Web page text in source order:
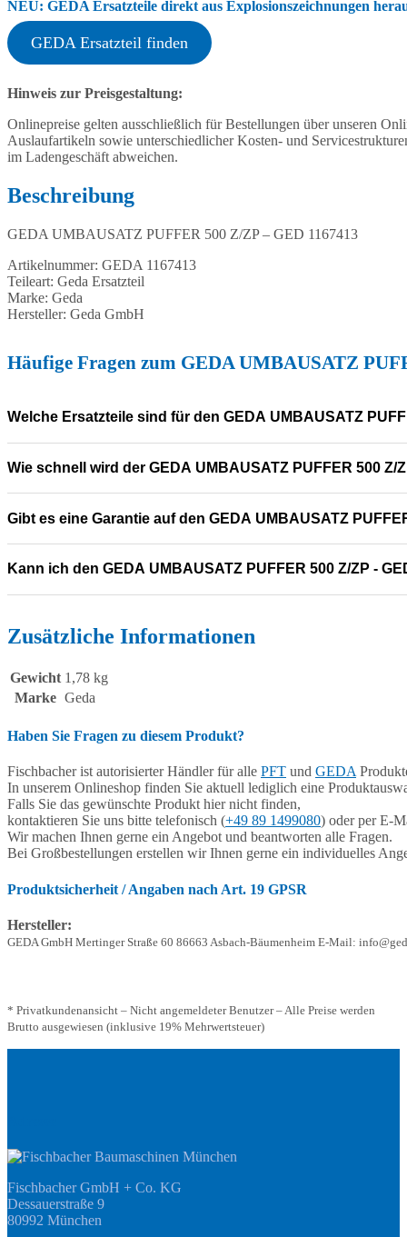
NEU: GEDA Ersatzteile direkt aus Explosionszeichnungen
GEDA Ersatzteil finden
Hinweis zur Preisgestaltung:
Onlinepreise gelten ausschließlich für Bestellungen über unseren
Auslaufartikeln sowie unterschiedlicher Kosten- und
im Ladengeschäft abweichen.
Beschreibung
GEDA UMBAUSATZ PUFFER 500 Z/ZP – GED 1167413
Artikelnummer: GEDA 1167413
Teileart: Geda Ersatzteil
Marke: Geda
Hersteller: Geda GmbH
Häufige Fragen zum GEDA UMBAUSATZ
Welche Ersatzteile sind für den GEDA UMBAUSATZ
Wie schnell wird der GEDA UMBAUSATZ PUFFER 500 Z/
Gibt es eine Garantie auf den GEDA UMBAUSATZ
Kann ich den GEDA UMBAUSATZ PUFFER 500 Z/ZP -
Zusätzliche Informationen
Gewicht 1,78 kg
Marke Geda
Haben Sie Fragen zu diesem Produkt?
Fischbacher ist autorisierter Händler für alle PFT und GEDA
In unserem Onlineshop finden Sie aktuell lediglich eine
Falls Sie das gewünschte Produkt hier nicht finden,
kontaktieren Sie uns bitte telefonisch (+49 89 1499080) oder per E-
Wir machen Ihnen gerne ein Angebot und beantworten alle Fragen.
Bei Großbestellungen erstellen wir Ihnen gerne ein individuelles
Produktsicherheit / Angaben nach Art. 19 GPSR
Hersteller:
GEDA GmbH Mertinger Straße 60 86663 Asbach-Bäumenheim E-Mail:
* Privatkundenansicht – Nicht angemeldeter Benutzer – Alle Preise werden
Brutto ausgewiesen (inklusive 19% Mehrwertsteuer)
Fischbacher GmbH + Co. KG
Dessauerstraße 9
80992 München